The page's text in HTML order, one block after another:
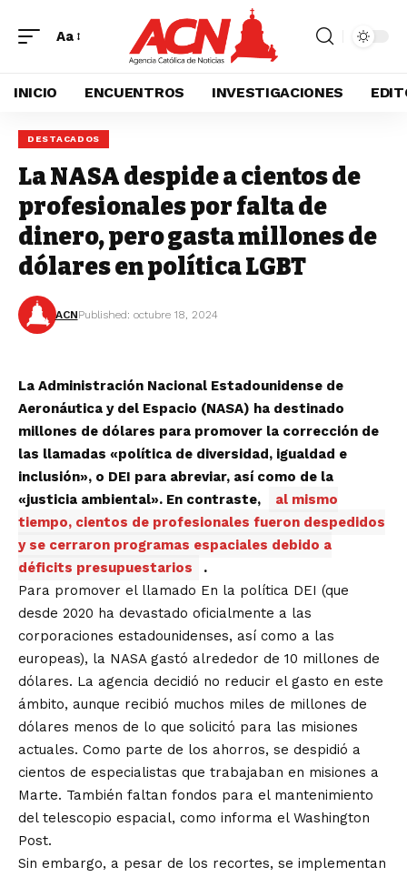
Aa
INICIO ENCUENTROS INVESTIGACIONES
DESTACADOS
La NASA despide a cientos de
profesionales por falta de
dinero, pero gasta millones de
dólares en política LGBT
ACNPublished: octubre 18, 2024
La Administración Nacional Estadounidense de
Aeronáutica y del Espacio (NASA) ha destinado
millones de dólares para promover la corrección de
las llamadas «política de diversidad, igualdad e
inclusión», o DEI para abreviar, así como de la
«justicia ambiental». En contraste,
al mismo
tiempo, cientos de profesionales fueron despedidos
y se cerraron programas espaciales debido a
déficits presupuestarios
.
Para promover el llamado En la política DEI (que
desde 2020 ha devastado oficialmente a las
corporaciones estadounidenses, así como a las
europeas), la NASA gastó alrededor de 10 millones de
dólares. La agencia decidió no reducir el gasto en este
ámbito, aunque recibió muchos miles de millones de
dólares menos de lo que solicitó para las misiones
actuales. Como parte de los ahorros, se despidió a
cientos de especialistas que trabajaban en misiones a
Marte. También faltan fondos para el mantenimiento
del telescopio espacial, como informa el Washington
Post.
Sin embargo, a pesar de los recortes, se implementan